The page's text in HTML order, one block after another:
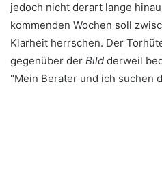
jedoch nicht derart lange
kommenden Wochen soll
Klarheit herrschen. Der
gegenüber der Bild derweil
"Mein Berater und ich suchen